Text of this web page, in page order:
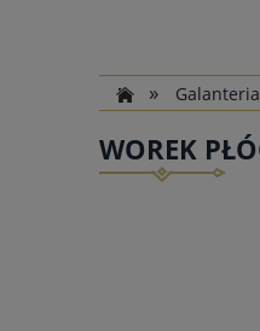
»
Galanteria
WOREK